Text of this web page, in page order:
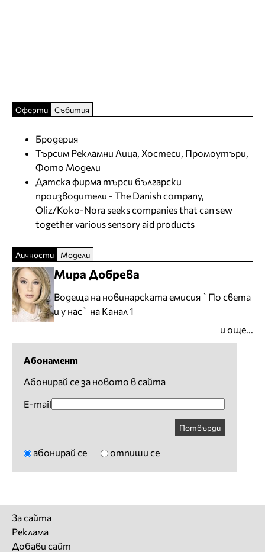
Оферти Събития
Бродерия
Търсим Рекламни Лица, Хостеси, Промоутъри,
Фото Модели
Датска фирма търси български
производители - The Danish company,
Oliz/Koko-Nora seeks companies that can sew
together various sensory aid products
Личности Модели
Мира Добрева
Водеща на новинарската емисия `По света
и у нас` на Канал 1
и още...
Абонамент
Абонирай се за новото в сайта
E-mail
Потвърди
абонирай се отпиши се
За сайта
Реклама
Добави сайт